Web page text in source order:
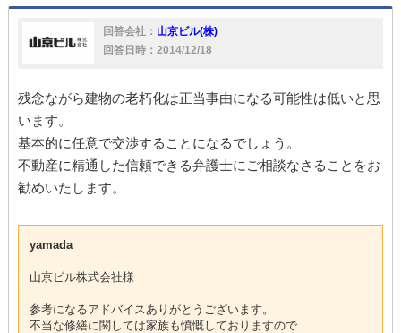
回答会社： 山京ビル(株)
回答日時：2014/12/18
残念ながら建物の老朽化は正当事由になる可能性は低いと思
います。
基本的に任意で交渉することになるでしょう。
不動産に精通した信頼できる弁護士にご相談なさることをお
勧めいたします。
yamada
山京ビル株式会社様
参考になるアドバイスありがとうございます。
不当な修繕に関しては家族も憤慨しておりますので